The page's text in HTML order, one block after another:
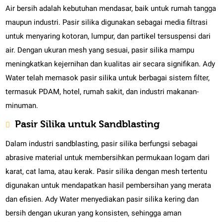
Air bersih adalah kebutuhan mendasar, baik untuk rumah tangga
maupun industri. Pasir silika digunakan sebagai media filtrasi
untuk menyaring kotoran, lumpur, dan partikel tersuspensi dari
air. Dengan ukuran mesh yang sesuai, pasir silika mampu
meningkatkan kejernihan dan kualitas air secara signifikan. Ady
Water telah memasok pasir silika untuk berbagai sistem filter,
termasuk PDAM, hotel, rumah sakit, dan industri makanan-
minuman.
Pasir Silika untuk Sandblasting
Dalam industri sandblasting, pasir silika berfungsi sebagai
abrasive material untuk membersihkan permukaan logam dari
karat, cat lama, atau kerak. Pasir silika dengan mesh tertentu
digunakan untuk mendapatkan hasil pembersihan yang merata
dan efisien. Ady Water menyediakan pasir silika kering dan
bersih dengan ukuran yang konsisten, sehingga aman